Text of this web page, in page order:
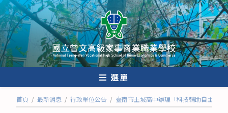
跳
轉
至
主
要
內
選單
首頁 / 最新消息 / 行政單位公告 / 臺南市土城高中辦理「科技輔助自主學習